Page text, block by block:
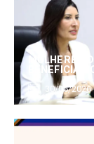
MULHERES
30/06/2026